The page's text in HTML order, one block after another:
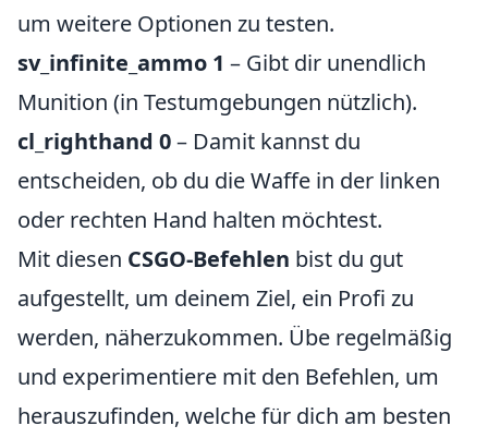
um weitere Optionen zu testen.
sv_infinite_ammo 1 – Gibt dir unendlich
Munition (in Testumgebungen nützlich).
cl_righthand 0– Damit kannst du
entscheiden, ob du die Waffe in der linken
oder rechten Hand halten möchtest.
Mit diesen CSGO-Befehlen bist du gut
aufgestellt, um deinem Ziel, ein Profi zu
werden, näherzukommen. Übe regelmäßig
und experimentiere mit den Befehlen, um
herauszufinden, welche für dich am besten